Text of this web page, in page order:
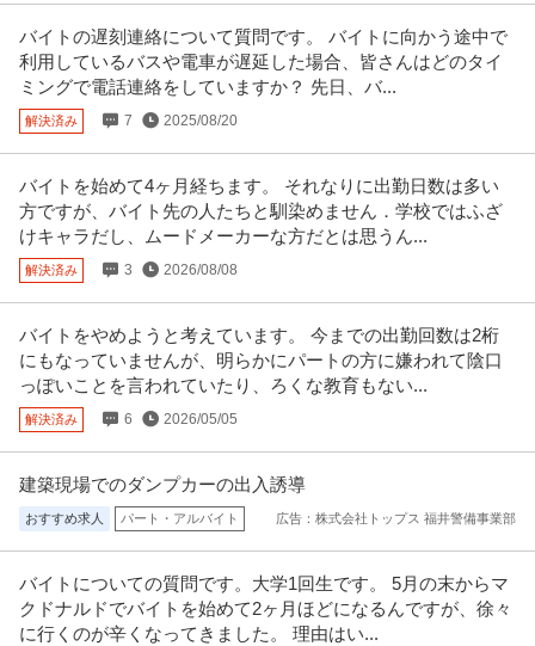
バイトの遅刻連絡について質問です。 バイトに向かう途中で
利用しているバスや電車が遅延した場合、皆さんはどのタイ
ミングで電話連絡をしていますか？ 先日、バ...
解決済み 7 2025/08/20
バイトを始めて4ヶ月経ちます。 それなりに出勤日数は多い
方ですが、バイト先の人たちと馴染めません．学校ではふざ
けキャラだし、ムードメーカーな方だとは思うん...
解決済み 3 2026/08/08
バイトをやめようと考えています。 今までの出勤回数は2桁
にもなっていませんが、明らかにパートの方に嫌われて陰口
っぽいことを言われていたり、ろくな教育もない...
解決済み 6 2026/05/05
建築現場でのダンプカーの出入誘導
おすすめ求人 パート・アルバイト 広告：株式会社トップス 福井警備事業部
バイトについての質問です。大学1回生です。 5月の末からマ
クドナルドでバイトを始めて2ヶ月ほどになるんですが、徐々
に行くのが辛くなってきました。 理由はい...